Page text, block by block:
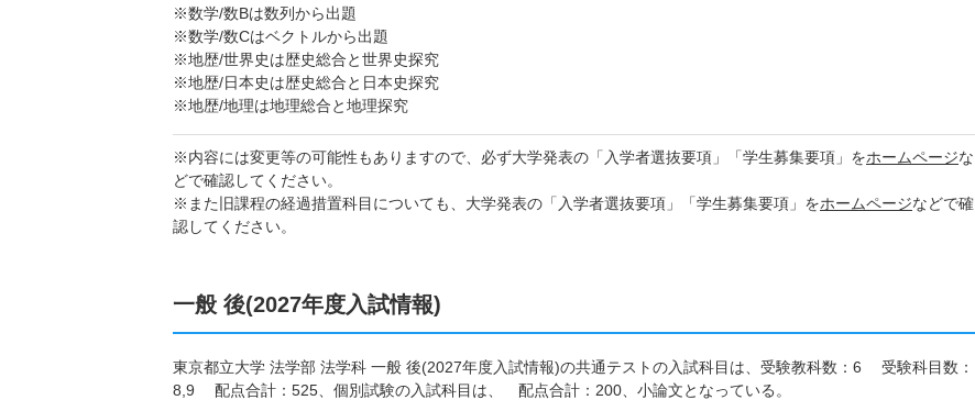
※数学/数Bは数列から出題
※数学/数Cはベクトルから出題
※地歴/世界史は歴史総合と世界史探究
※地歴/日本史は歴史総合と日本史探究
※地歴/地理は地理総合と地理探究
※内容には変更等の可能性もありますので、必ず大学発表の「入学者選抜要項」「学生募集要項」をホームページな
どで確認してください。
※また旧課程の経過措置科目についても、大学発表の「入学者選抜要項」「学生募集要項」をホームページなどで確
認してください。
一般 後(2027年度入試情報)
東京都立大学 法学部 法学科 一般 後(2027年度入試情報)の共通テストの入試科目は、受験教科数：6 受験科目数：
8,9 配点合計：525、個別試験の入試科目は、 配点合計：200、小論文となっている。